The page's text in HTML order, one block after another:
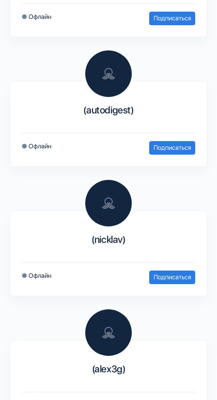
● Офлайн Подписаться
(autodigest)
● Офлайн Подписаться
(nicklav)
● Офлайн Подписаться
(alex3g)